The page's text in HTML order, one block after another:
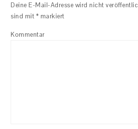
Deine E-Mail-Adresse wird nicht
sind mit * markiert
Kommentar